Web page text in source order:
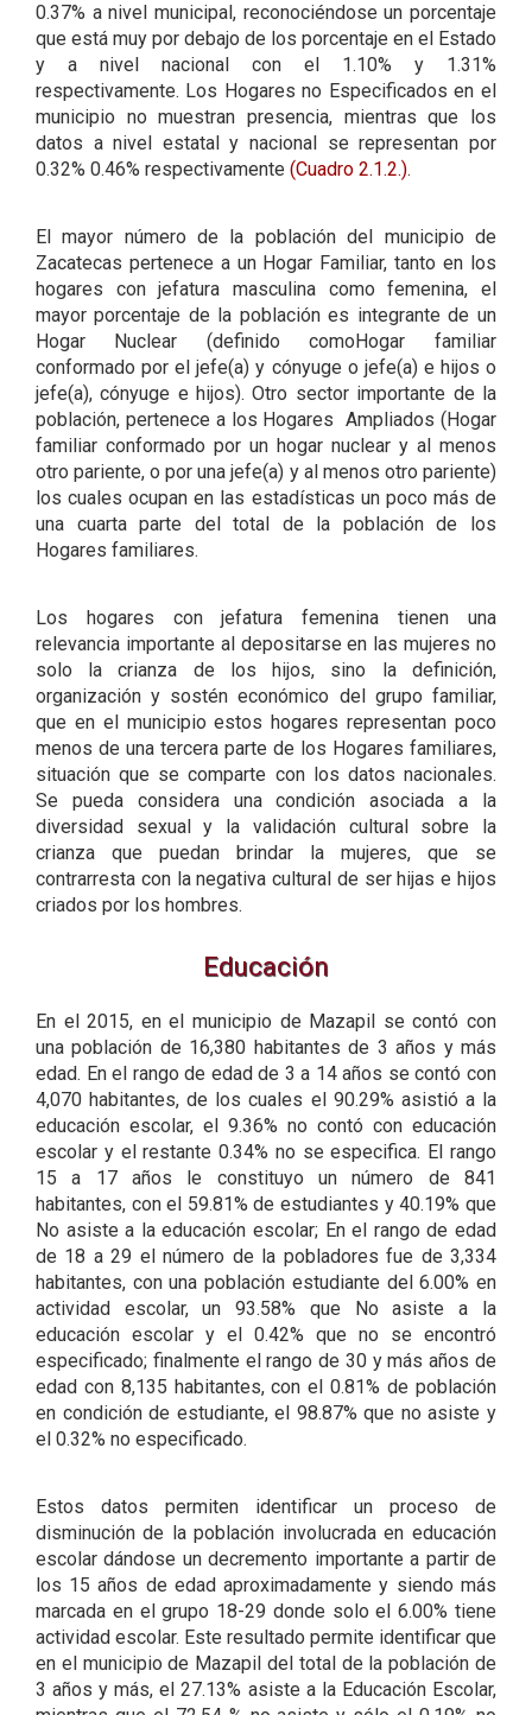
0.37% a nivel municipal, reconociéndose un porcentaje
que está muy por debajo de los porcentaje en el Estado
y a nivel nacional con el 1.10% y 1.31%
respectivamente. Los Hogares no Especificados en el
municipio no muestran presencia, mientras que los
datos a nivel estatal y nacional se representan por
0.32% 0.46% respectivamente (Cuadro 2.1.2.).
El mayor número de la población del municipio de
Zacatecas pertenece a un Hogar Familiar, tanto en los
hogares con jefatura masculina como femenina, el
mayor porcentaje de la población es integrante de un
Hogar Nuclear (definido comoHogar familiar
conformado por el jefe(a) y cónyuge o jefe(a) e hijos o
jefe(a), cónyuge e hijos). Otro sector importante de la
población, pertenece a los Hogares Ampliados (Hogar
familiar conformado por un hogar nuclear y al menos
otro pariente, o por una jefe(a) y al menos otro pariente)
los cuales ocupan en las estadísticas un poco más de
una cuarta parte del total de la población de los
Hogares familiares.
Los hogares con jefatura femenina tienen una
relevancia importante al depositarse en las mujeres no
solo la crianza de los hijos, sino la definición,
organización y sostén económico del grupo familiar,
que en el municipio estos hogares representan poco
menos de una tercera parte de los Hogares familiares,
situación que se comparte con los datos nacionales.
Se pueda considera una condición asociada a la
diversidad sexual y la validación cultural sobre la
crianza que puedan brindar la mujeres, que se
contrarresta con la negativa cultural de ser hijas e hijos
criados por los hombres.
Educación
En el 2015, en el municipio de Mazapil se contó con
una población de 16,380 habitantes de 3 años y más
edad. En el rango de edad de 3 a 14 años se contó con
4,070 habitantes, de los cuales el 90.29% asistió a la
educación escolar, el 9.36% no contó con educación
escolar y el restante 0.34% no se especifica. El rango
15 a 17 años le constituyo un número de 841
habitantes, con el 59.81% de estudiantes y 40.19% que
No asiste a la educación escolar; En el rango de edad
de 18 a 29 el número de la pobladores fue de 3,334
habitantes, con una población estudiante del 6.00% en
actividad escolar, un 93.58% que No asiste a la
educación escolar y el 0.42% que no se encontró
especificado; finalmente el rango de 30 y más años de
edad con 8,135 habitantes, con el 0.81% de población
en condición de estudiante, el 98.87% que no asiste y
el 0.32% no especificado.
Estos datos permiten identificar un proceso de
disminución de la población involucrada en educación
escolar dándose un decremento importante a partir de
los 15 años de edad aproximadamente y siendo más
marcada en el grupo 18-29 donde solo el 6.00% tiene
actividad escolar. Este resultado permite identificar que
en el municipio de Mazapil del total de la población de
3 años y más, el 27.13% asiste a la Educación Escolar,